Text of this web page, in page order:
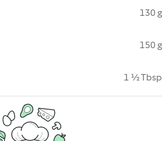
130 g
150 g
1 ½ Tbsp